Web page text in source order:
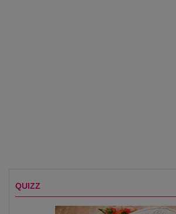
QUIZZ